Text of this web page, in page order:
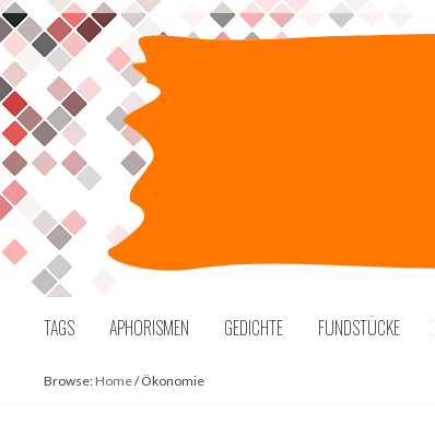
Skip
to
content
TAGS APHORISMEN GEDICHTE FUNDSTÜCKE
Browse: Home/Ökonomie